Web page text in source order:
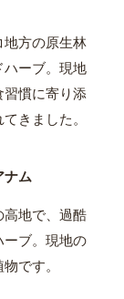
地方の原生林
ハーブ。現地
習慣に寄り添
きました。
ナム
高地で、過酷
ーブ。現地の
です。